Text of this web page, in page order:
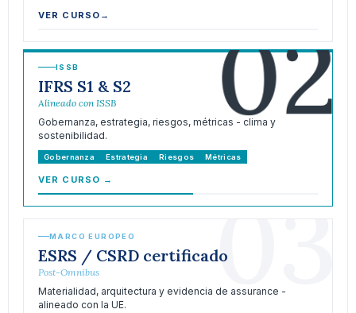
VER CURSO → 02
ISSB
IFRS S1 & S2
Alineado con ISSB
Gobernanza, estrategia, riesgos, métricas - clima y
sostenibilidad.
Gobernanza Estrategia Riesgos Métricas
VER CURSO → 03
MARCO EUROPEO
ESRS / CSRD certificado
Post-Omnibus
Materialidad, arquitectura y evidencia de assurance -
alineado con la UE.